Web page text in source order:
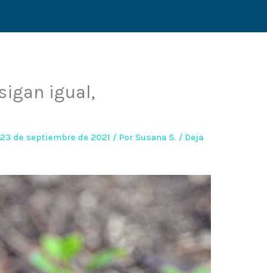
igual,
23 de septiembre de 2021 / PorSusana S. / Deja